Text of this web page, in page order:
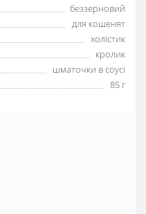
беззерновий
для кошенят
холістик
кролик
шматочки в соусі
85 г